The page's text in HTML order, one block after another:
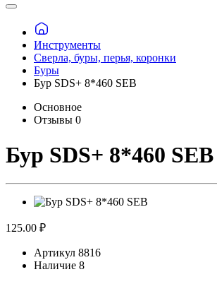
Инструменты
Сверла, буры, перья, коронки
Буры
Бур SDS+ 8*460 SEB
Основное
Отзывы 0
Бур SDS+ 8*460 SEB
125.00 ₽
Артикул 8816
Наличие 8